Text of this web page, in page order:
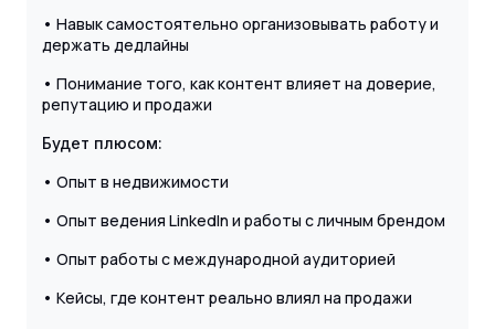
• Навык самостоятельно организовывать работу и
держать дедлайны
• Понимание того, как контент влияет на доверие,
репутацию и продажи
Будет плюсом:
• Опыт в недвижимости
• Опыт ведения LinkedIn и работы с личным брендом
• Опыт работы с международной аудиторией
• Кейсы, где контент реально влиял на продажи